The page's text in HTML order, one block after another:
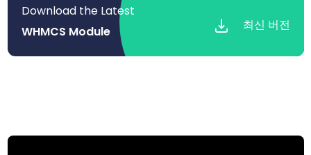
Download the Latest
WHMCS Module
최신 버전